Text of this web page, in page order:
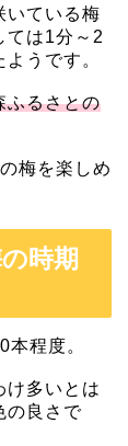
いている梅
ては1分～2
うです。
ふるさとの
梅を楽しめ
時期
程度。
け多いとは
の良さで